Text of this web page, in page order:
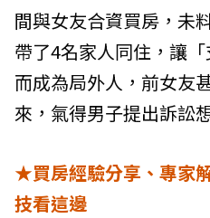
間與女友合資買房，未
帶了4名家人同住，讓
而成為局外人，前女友
來，氣得男子提出訴訟
★買房經驗分享、專家
技看這邊